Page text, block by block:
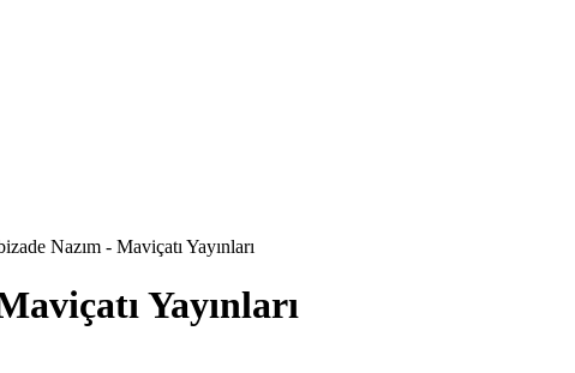
Nazım - Maviçatı Yayınları
Yayınları